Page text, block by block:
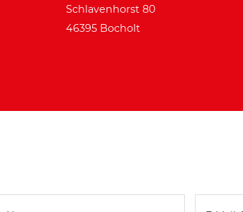
Schlavenhorst 80
46395 Bocholt